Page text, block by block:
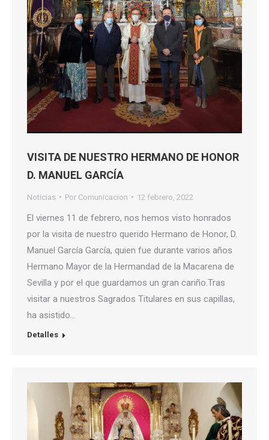
VISITA DE NUESTRO HERMANO DE HONOR
D. MANUEL GARCÍA
Noticias Por Comunicacion 12 febrero, 2022
El viernes 11 de febrero, nos hemos visto honrados
por la visita de nuestro querido Hermano de Honor, D.
Manuel García García, quien fue durante varios años
Hermano Mayor de la Hermandad de la Macarena de
Sevilla y por el que guardamos un gran cariño.Tras
visitar a nuestros Sagrados Titulares en sus capillas,
ha asistido…
Detalles